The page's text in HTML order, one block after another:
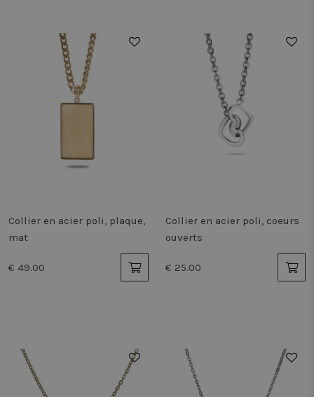
Collier en acier poli, plaque,
mat
€ 49.00
Collier en acier poli, coeurs
ouverts
€ 25.00